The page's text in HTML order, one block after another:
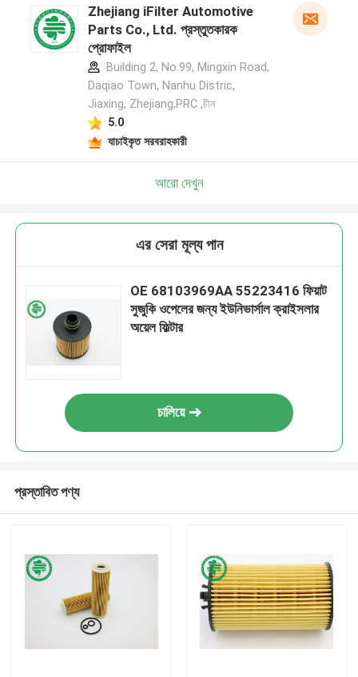
Zhejiang iFilter Automotive
Parts Co., Ltd. প্রস্তুতকারক
প্রোফাইল
Building 2, No.99, Mingxin Road,
Daqiao Town, Nanhu Distric,
Jiaxing, Zhejiang,PRC ,চীন
5.0
যাচাইকৃত সরবরাহকারী
আরো দেখুন
এর সেরা মূল্য পান
OE 68103969AA 55223416 ফিয়াট
সুজুকি ওপেলের জন্য ইউনিভার্সাল ক্রাইসলার
অয়েল ফিল্টার
চালিয়ে
প্রস্তাবিত পণ্য